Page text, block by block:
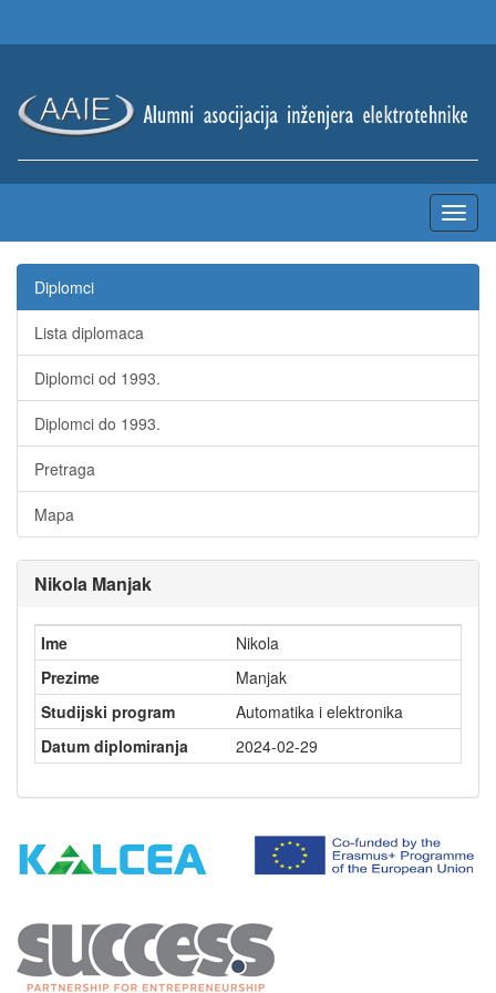
Diplomci
Lista diplomaca
Diplomci od 1993.
Diplomci do 1993.
Pretraga
Mapa
Nikola Manjak
Ime
Nikola
Prezime
Manjak
Studijski program
Automatika i elektronika
Datum diplomiranja
2024-02-29